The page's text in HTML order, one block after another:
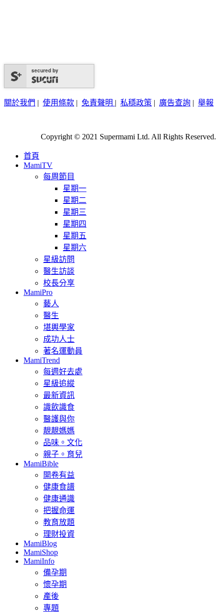
secured by
關於我們 | 使用條款 | 免責聲明 | 私穩政策 | 廣告查詢 | 舉報
Copyright © 2021 Supermami Ltd. All Rights Reserved.
首頁
MamiTV
每周節目
星期一
星期二
星期三
星期四
星期五
星期六
星級訪問
醫生訪談
校長分享
MamiPro
藝人
醫生
堪輿學家
成功人士
著名運動員
MamiTrend
每週好去處
星級追縱
最新資訊
識飲識食
醫護與你
靚靚媽媽
品味。文化
親子。育兒
MamiBible
開卷有益
健康食譜
健康通識
把握命運
教育放題
理財投資
MamiBlog
MamiShop
MamiInfo
備孕期
懷孕期
產後
專題